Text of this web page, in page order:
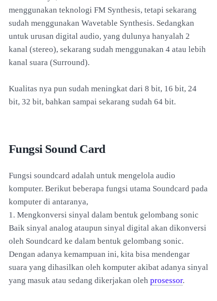
menggunakan teknologi FM Synthesis, tetapi sekarang
sudah menggunakan Wavetable Synthesis. Sedangkan
untuk urusan digital audio, yang dulunya hanyalah 2
kanal (stereo), sekarang sudah menggunakan 4 atau lebih
kanal suara (Surround).
Kualitas nya pun sudah meningkat dari 8 bit, 16 bit, 24
bit, 32 bit, bahkan sampai sekarang sudah 64 bit.
Fungsi Sound Card
Fungsi soundcard adalah untuk mengelola audio
komputer. Berikut beberapa fungsi utama Soundcard pada
komputer di antaranya,
1. Mengkonversi sinyal dalam bentuk gelombang sonic
Baik sinyal analog ataupun sinyal digital akan dikonversi
oleh Soundcard ke dalam bentuk gelombang sonic.
Dengan adanya kemampuan ini, kita bisa mendengar
suara yang dihasilkan oleh komputer akibat adanya sinyal
yang masuk atau sedang dikerjakan oleh prosessor.